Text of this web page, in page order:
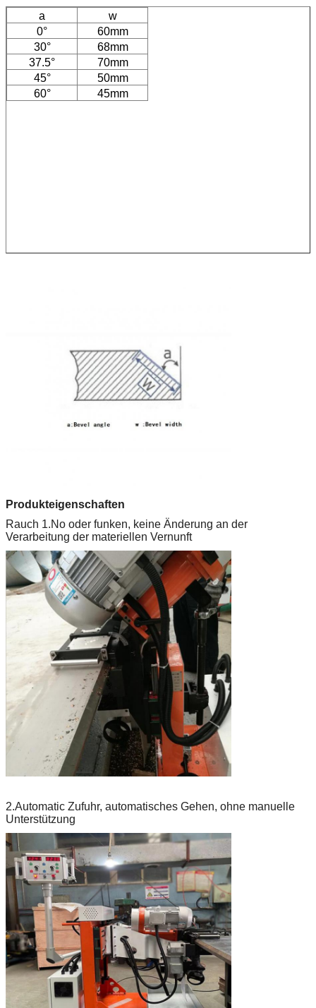
a
w
0°
60mm
30°
68mm
37.5°
70mm
45°
50mm
60°
45mm
Produkteigenschaften
Rauch 1.No oder funken, keine Änderung an der
Verarbeitung der materiellen Vernunft
2.Automatic Zufuhr, automatisches Gehen, ohne manuelle
Unterstützung